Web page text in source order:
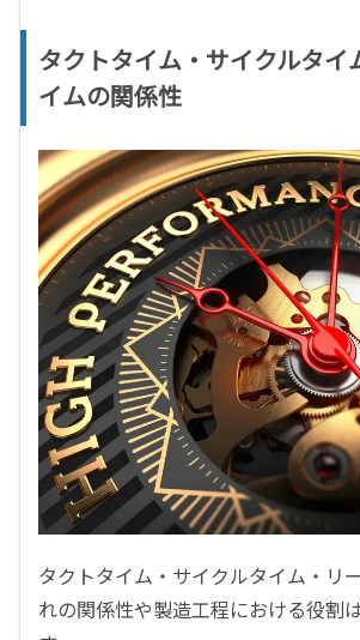
タクトタイム・サイクルタイ
イムの関係性
タクトタイム・サイクルタイム・リ
れの関係性や製造工程における役割